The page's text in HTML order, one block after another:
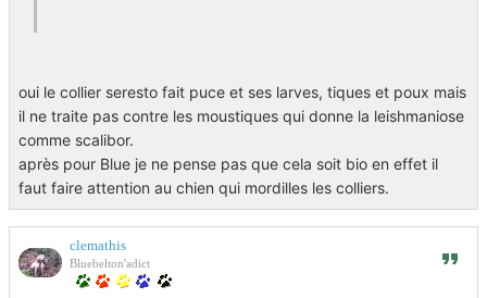
Tu veux dire que Seresto peut remplacer Scalibor pour les
tiques et Comfortis pour les puces?
Si c'est le cas je change car là je suis vraiment tranquille,
sauf du coté du porte monnaie….
oui le collier seresto fait puce et ses larves, tiques et poux mais
il ne traite pas contre les moustiques qui donne la leishmaniose
comme scalibor.
après pour Blue je ne pense pas que cela soit bio en effet il
faut faire attention au chien qui mordilles les colliers.
clemathis
Bluebelton'adict